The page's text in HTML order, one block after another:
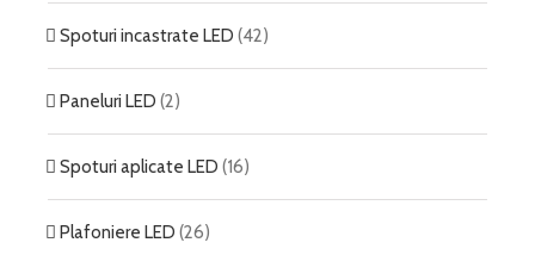
Spoturi incastrate LED (42)
Paneluri LED (2)
Spoturi aplicate LED (16)
Plafoniere LED (26)